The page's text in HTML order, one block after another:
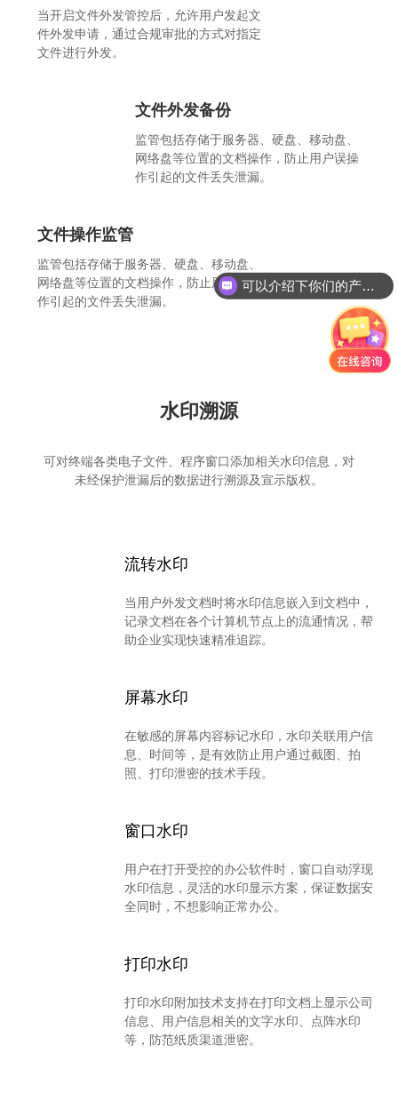
当开启文件外发管控后，允许用户发起文
件外发申请，通过合规审批的方式对指定
文件进行外发。
文件外发备份
监管包括存储于服务器、硬盘、移动盘、
网络盘等位置的文档操作，防止用户误操
作引起的文件丢失泄漏。
文件操作监管
监管包括存储于服务器、硬盘、移动盘、
网络盘等位置的文档操作，防止用户误操
作引起的文件丢失泄漏。
水印溯源
可对终端各类电子文件、程序窗口添加相关水印信息，对
未经保护泄漏后的数据进行溯源及宣示版权。
流转水印
当用户外发文档时将水印信息嵌入到文档中，
记录文档在各个计算机节点上的流通情况，帮
助企业实现快速精准追踪。
屏幕水印
在敏感的屏幕内容标记水印，水印关联用户信
息、时间等，是有效防止用户通过截图、拍
照、打印泄密的技术手段。
窗口水印
用户在打开受控的办公软件时，窗口自动浮现
水印信息，灵活的水印显示方案，保证数据安
全同时，不想影响正常办公。
打印水印
打印水印附加技术支持在打印文档上显示公司
信息、用户信息相关的文字水印、点阵水印
等，防范纸质渠道泄密。
可以介绍下你们的产品么？